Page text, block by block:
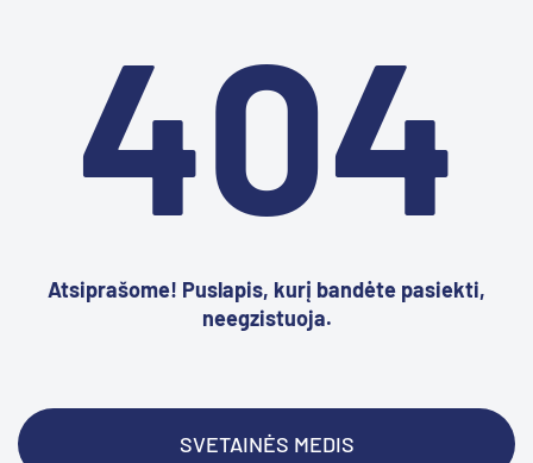
404
Atsiprašome! Puslapis, kurį bandėte pasiekti,
neegzistuoja.
SVETAINĖS MEDIS